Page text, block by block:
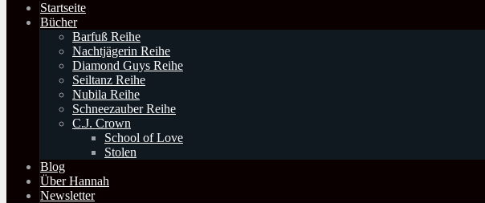
Startseite
Bücher
Barfuß Reihe
Nachtjägerin Reihe
Diamond Guys Reihe
Seiltanz Reihe
Nubila Reihe
Schneezauber Reihe
C.J. Crown
School of Love
Stolen
Blog
Über Hannah
Newsletter